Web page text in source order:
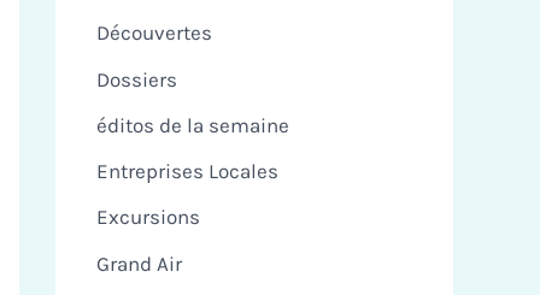
Découvertes
Dossiers
éditos de la semaine
Entreprises Locales
Excursions
Grand Air